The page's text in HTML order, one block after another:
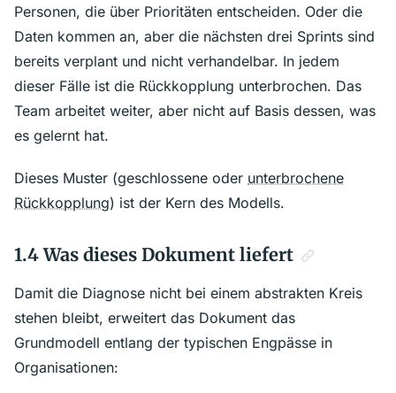
Personen, die über Prioritäten entscheiden. Oder die
Daten kommen an, aber die nächsten drei Sprints sind
bereits verplant und nicht verhandelbar. In jedem
dieser Fälle ist die Rückkopplung unterbrochen. Das
Team arbeitet weiter, aber nicht auf Basis dessen, was
es gelernt hat.
Dieses Muster (geschlossene oder unterbrochene
Rückkopplung) ist der Kern des Modells.
1.4 Was dieses Dokument liefert
Damit die Diagnose nicht bei einem abstrakten Kreis
stehen bleibt, erweitert das Dokument das
Grundmodell entlang der typischen Engpässe in
Organisationen: